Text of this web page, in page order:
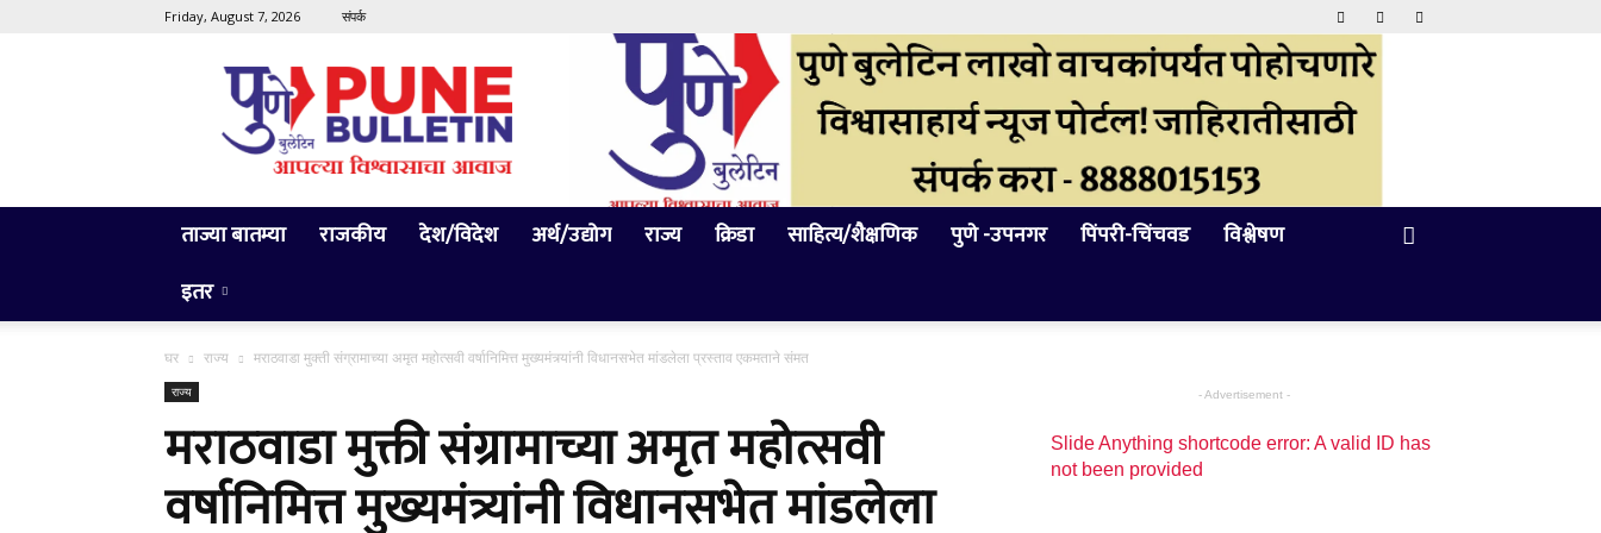
Friday, August 7, 2026 संपर्क
Pune
Bulletin
ताज्या बातम्या राजकीय देश/विदेश अर्थ/उद्योग राज्य क्रिडा साहित्य/शैक्षणिक पुणे -उपनगर पिंपरी-चिंचवड
विश्लेषण
इतर
घर राज्य मराठवाडा मुक्ती संग्रामाच्या अमृत महोत्सवी वर्षानिमित्त मुख्यमंत्र्यांनी विधानसभेत मांडलेला प्रस्ताव एकमताने संमत
राज्य
मराठवाडा मुक्ती संग्रामाच्या अमृत महोत्सवी
वर्षानिमित्त मुख्यमंत्र्यांनी विधानसभेत मांडलेला
- Advertisement -
Slide Anything shortcode error: A valid ID has
not been provided